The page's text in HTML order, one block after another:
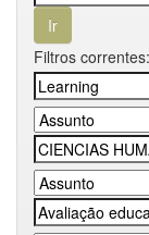
Filtros correntes: